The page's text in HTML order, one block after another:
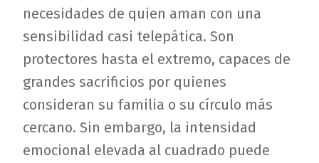
necesidades de quien aman con una
sensibilidad casi telepática. Son
protectores hasta el extremo, capaces de
grandes sacrificios por quienes
consideran su familia o su círculo más
cercano. Sin embargo, la intensidad
emocional elevada al cuadrado puede